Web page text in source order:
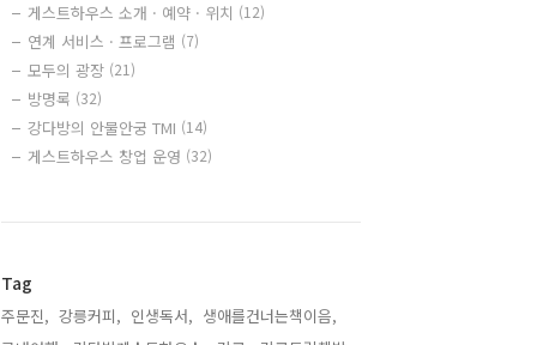
게스트하우스 소개 · 예약 · 위치 (12)
연계 서비스 · 프로그램 (7)
모두의 광장 (21)
방명록 (32)
강다방의 안물안궁 TMI (14)
게스트하우스 창업 운영 (32)
Tag
주문진, 강릉커피, 인생독서, 생애를건너는책이음,